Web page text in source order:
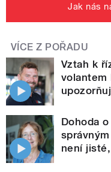
Jak nás
VÍCE Z POŘADU
Vztah k
volantem
Dohoda
není